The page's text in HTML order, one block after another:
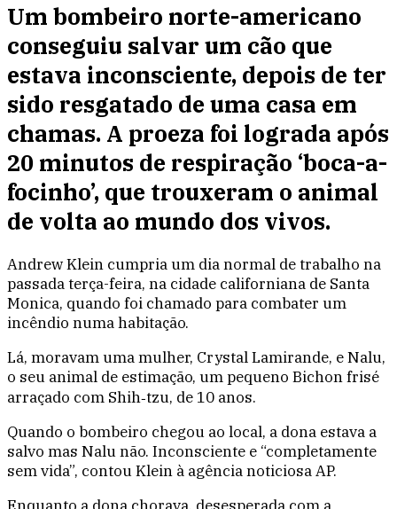
Um bombeiro norte-americano
conseguiu salvar um cão que
estava inconsciente, depois de ter
sido resgatado de uma casa em
chamas. A proeza foi lograda após
20 minutos de respiração ‘boca-a-
focinho’, que trouxeram o animal
de volta ao mundo dos vivos.
Andrew Klein cumpria um dia normal de trabalho na
passada terça-feira, na cidade californiana de Santa
Monica, quando foi chamado para combater um
incêndio numa habitação.
Lá, moravam uma mulher, Crystal Lamirande, e Nalu,
o seu animal de estimação, um pequeno Bichon frisé
arraçado com Shih‑tzu, de 10 anos.
Quando o bombeiro chegou ao local, a dona estava a
salvo mas Nalu não. Inconsciente e “completamente
sem vida”, contou Klein à agência noticiosa AP.